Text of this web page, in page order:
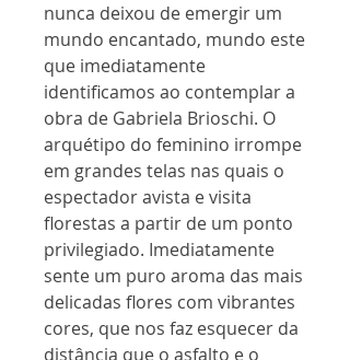
nunca deixou de emergir um
mundo encantado, mundo este
que imediatamente
identificamos ao contemplar a
obra de Gabriela Brioschi. O
arquétipo do feminino irrompe
em grandes telas nas quais o
espectador avista e visita
florestas a partir de um ponto
privilegiado. Imediatamente
sente um puro aroma das mais
delicadas flores com vibrantes
cores, que nos faz esquecer da
distância que o asfalto e o